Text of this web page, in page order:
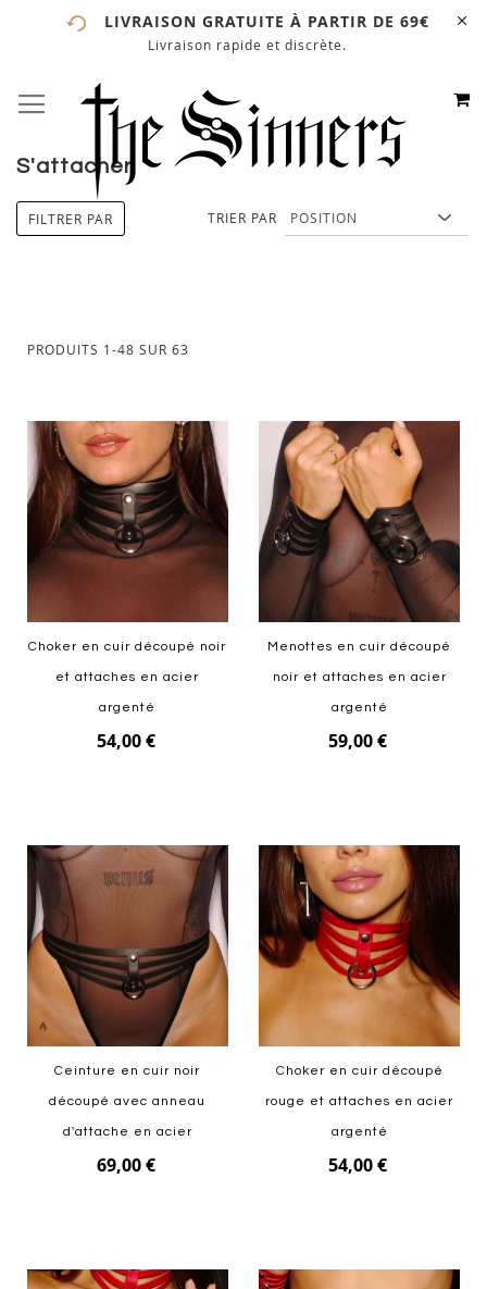
LIVRAISON GRATUITE À PARTIR DE 69€
Livraison rapide et discrète.
ALLEZ
# ENTREZ AU MOINS 3 CARACTÈRES POUR LANCER LA
# APPUYEZ SUR LA TOUCHE "ENTRER" POUR LANCER
LA RECHERCHE
S'attacher
PRODUITS 1-48 SUR 63
TRIER PAR
Choker en cuir découpé noir
et attaches en acier
argenté
54,00 €
Menottes en cuir découpé
noir et attaches en acier
argenté
59,00 €
Ceinture en cuir noir
découpé avec anneau
d'attache en acier
69,00 €
Choker en cuir découpé
rouge et attaches en acier
argenté
54,00 €
FILTRER PAR